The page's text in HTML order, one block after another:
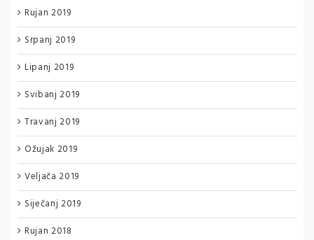
Rujan 2019
Srpanj 2019
Lipanj 2019
Svibanj 2019
Travanj 2019
Ožujak 2019
Veljača 2019
Siječanj 2019
Rujan 2018